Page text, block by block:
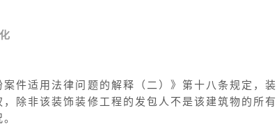
件适用法律问题的解释（二）》第十八条规定，
除非该装饰装修工程的发包人不是该建筑物的所